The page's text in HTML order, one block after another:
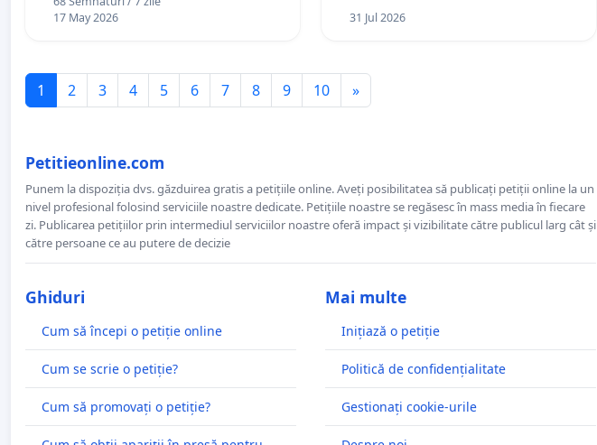
17 May 2026
31 Jul 2026
1 2 3 4 5 6 7 8 9 10 »
Petitieonline.com
Punem la dispoziția dvs. găzduirea gratis a petițiile online. Aveți posibilitatea să publicați petiții online la un
nivel profesional folosind serviciile noastre dedicate. Petițiile noastre se regăsesc în mass media în fiecare
zi. Publicarea petițiilor prin intermediul serviciilor noastre oferă impact și vizibilitate către publicul larg cât și
către persoane ce au putere de decizie
Ghiduri
Cum să începi o petiție online
Cum se scrie o petiție?
Cum să promovați o petiție?
Mai multe
Inițiază o petiție
Politică de confidențialitate
Gestionați cookie-urile